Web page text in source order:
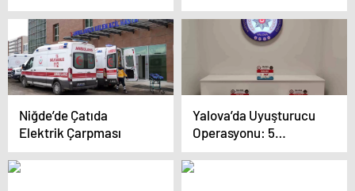
hayatını kaybetti
Niğde’de Çatıda
Elektrik Çarpması
Yalova’da Uyuşturucu
Operasyonu: 5
Tutuklama